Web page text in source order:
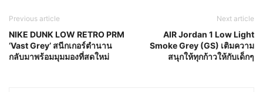
Previous article
NIKE DUNK LOW RETRO PRM
‘Vast Grey’ สนีกเกอร์ตำนาน
กลับมาพร้อมมุมมองที่สดใหม่
Next article
AIR Jordan 1 Low Light
Smoke Grey (GS) เติมความ
สนุกให้ทุกก้าวให้กับเด็กๆ